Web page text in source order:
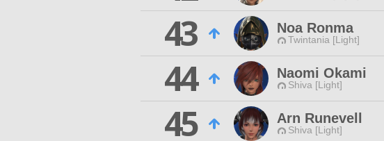
43
Noa Ronma
Twintania [Light]
44
Naomi Okami
Shiva [Light]
45
Arn Runevell
Shiva [Light]